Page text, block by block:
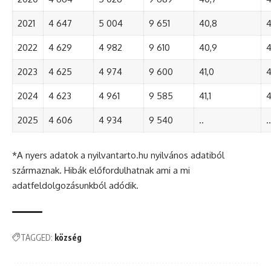
2021 4 647 5 004 9 651 40,8
2022 4 629 4 982 9 610 40,9
2023 4 625 4 974 9 600 41,0
2024 4 623 4 961 9 585 41,1
2025 4 606 4 934 9 540 .. ..
*A nyers adatok a nyilvantarto.hu nyilvános adatiból
származnak. Hibák előfordulhatnak ami a mi
adatfeldolgozásunkból adódik.
TAGGED: község